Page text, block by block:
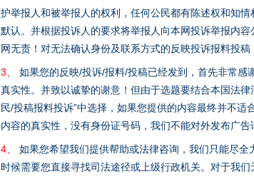
护举报人和被举报人的权利，任何公民都有陈述权和知
默认。并根据投诉人的要求将举报人向本网投诉举报内
网无责！对无法确认身份及联系方式的反映投诉报料投
3、
如果您的反映/投诉/报料/投稿已经发到，首先非常
真实性。并致以诚挚的谢意！但由于选题要结合本国法
民/投稿报料投诉”中选择，如果您提供的内容最终并不
内容的真实性，没有身份证号码，我们不能对外发布广
4、
如果您希望我们提供帮助或法律咨询，我们只能尽
时候需要您直接寻找司法途径或上级行政机关。对于我